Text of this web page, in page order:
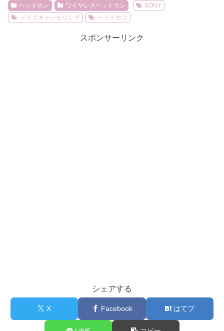
ヘッドホン ワイヤレスヘッドホン
SONY
ノイズキャンセリング
ヘッドホン
スポンサーリンク
シェアする
X Facebook はてブ